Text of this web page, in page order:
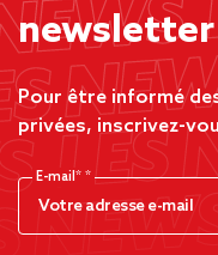
Pour être informé
privées, inscrivez-
E-mail*